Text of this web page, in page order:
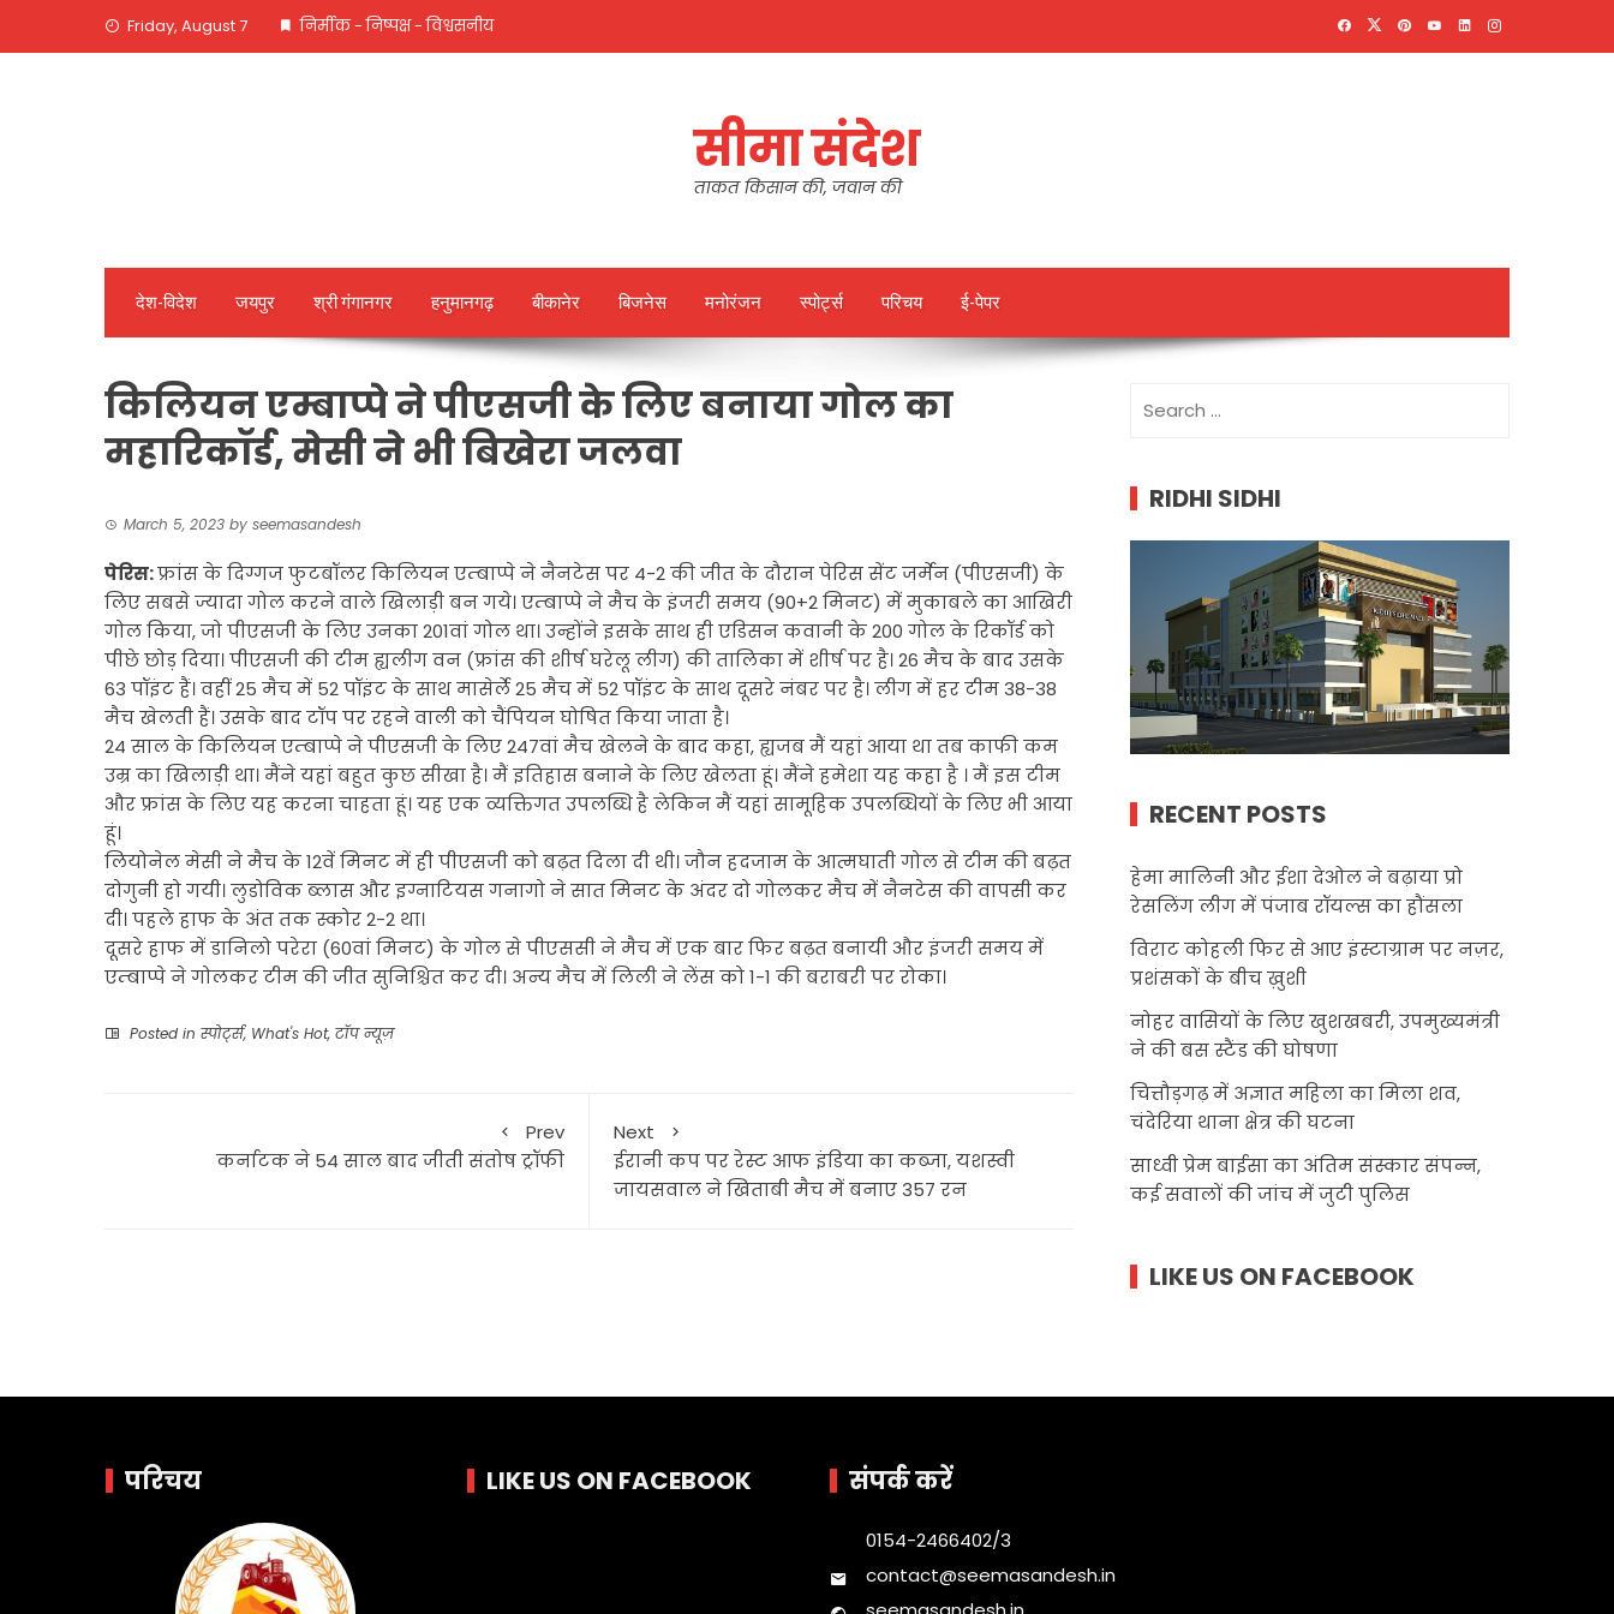
Friday, August 7 निर्मीक - निष्पक्ष - विश्वसनीय
सीमा संदेश
ताकत किसान की, जवान की
देश-विदेश जयपुर श्री गंगानगर हनुमानगढ़ बीकानेर बिजनेस मनोरंजन स्पोर्ट्स परिचय ई-पेपर
किलियन एम्बाप्पे ने पीएसजी के लिए बनाया गोल का
महारिकॉर्ड, मेसी ने भी बिखेरा जलवा
March 5, 2023 by seemasandesh
पेरिस:फ्रांस के दिग्गज फुटबॉलर किलियन एम्बाप्पे ने नैनटेस पर 4-2 की जीत के दौरान पेरिस सेंट जर्मेन (पीएसजी) के
लिए सबसे ज्यादा गोल करने वाले खिलाड़ी बन गये। एम्बाप्पे ने मैच के इंजरी समय (90+2 मिनट) में मुकाबले का आखिरी
गोल किया, जो पीएसजी के लिए उनका 201वां गोल था। उन्होंने इसके साथ ही एडिसन कवानी के 200 गोल के रिकॉर्ड को
पीछे छोड़ दिया। पीएसजी की टीम ह्यलीग वन (फ्रांस की शीर्ष घरेलू लीग) की तालिका में शीर्ष पर है। 26 मैच के बाद उसके
63 पॉइंट हैं। वहीं 25 मैच में 52 पॉइंट के साथ मासेर्ले 25 मैच में 52 पॉइंट के साथ दूसरे नंबर पर है। लीग में हर टीम 38-38
मैच खेलती हैं। उसके बाद टॉप पर रहने वाली को चैंपियन घोषित किया जाता है।
24 साल के किलियन एम्बाप्पे ने पीएसजी के लिए 247वां मैच खेलने के बाद कहा, ह्यजब मैं यहां आया था तब काफी कम
उम्र का खिलाड़ी था। मैंने यहां बहुत कुछ सीखा है। मैं इतिहास बनाने के लिए खेलता हूं। मैंने हमेशा यह कहा है । मैं इस टीम
और फ्रांस के लिए यह करना चाहता हूं। यह एक व्यक्तिगत उपलब्धि है लेकिन मैं यहां सामूहिक उपलब्धियों के लिए भी आया
हूं।
लियोनेल मेसी ने मैच के 12वें मिनट में ही पीएसजी को बढ़त दिला दी थी। जौन हदजाम के आत्मघाती गोल से टीम की बढ़त
दोगुनी हो गयी। लुडोविक ब्लास और इग्नाटियस गनागो ने सात मिनट के अंदर दो गोलकर मैच में नैनटेस की वापसी कर
दी। पहले हाफ के अंत तक स्कोर 2-2 था।
दूसरे हाफ में डानिलो परेरा (60वां मिनट) के गोल से पीएससी ने मैच में एक बार फिर बढ़त बनायी और इंजरी समय में
एम्बाप्पे ने गोलकर टीम की जीत सुनिश्चित कर दी। अन्य मैच में लिली ने लेंस को 1-1 की बराबरी पर रोका।
Posted in स्पोर्ट्स, What's Hot, टॉप न्यूज़
Prev
कर्नाटक ने 54 साल बाद जीती संतोष ट्रॉफी
Next
ईरानी कप पर रेस्ट आफ इंडिया का कब्जा, यशस्वी
जायसवाल ने खिताबी मैच में बनाए 357 रन
for:
RIDHI SIDHI
RECENT POSTS
हेमा मालिनी और ईशा देओल ने बढ़ाया प्रो
रेसलिंग लीग में पंजाब रॉयल्स का हौंसला
विराट कोहली फिर से आए इंस्टाग्राम पर नज़र,
प्रशंसकों के बीच ख़ुशी
नोहर वासियों के लिए खुशखबरी, उपमुख्यमंत्री
ने की बस स्टैंड की घोषणा
चित्तौड़गढ़ में अज्ञात महिला का मिला शव,
चंदेरिया थाना क्षेत्र की घटना
साध्वी प्रेम बाईसा का अंतिम संस्कार संपन्न,
कई सवालों की जांच में जुटी पुलिस
LIKE US ON FACEBOOK
परिचय LIKE US ON FACEBOOK संपर्क करें
0154-2466402/3
contact@seemasandesh.in